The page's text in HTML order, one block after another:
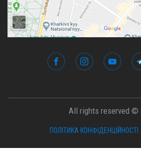
All rights reserved ©
ПОЛІТИКА КОНФІДЕНЦІЙНОСТІ